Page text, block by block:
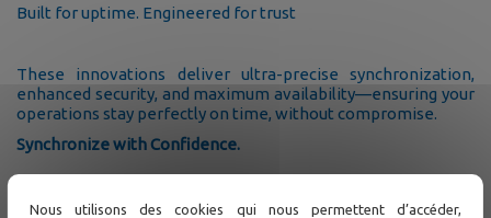
Built for uptime. Engineered for trust
These innovations deliver ultra-precise synchronization,
enhanced security, and maximum availability—ensuring your
operations stay perfectly on time, without compromise.
Synchronize with Confidence.
Nous utilisons des cookies qui nous permettent d’accéder,